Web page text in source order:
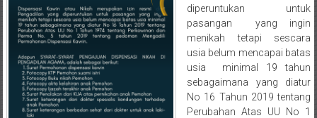
Karawang/
Lampung
Barat/
Lampung
Timur/Lampung/
Jambi/
Bengkulu/
diperuntukan untuk
pasangan yang ingin
menikah tetapi sescara
usia belum mencapai batas
usia minimal 19 tahun
sebagaimana yang diatur
No 16 Tahun 2019 tentang
Perubahan Atas UU No 1